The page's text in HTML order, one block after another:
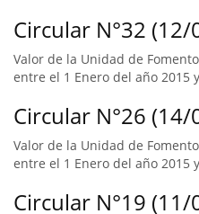
Circular N°32
Valor de la Unidad de
entre el 1 Enero del año 2015
Circular N°26
Valor de la Unidad de
entre el 1 Enero del año 2015
Circular N°19